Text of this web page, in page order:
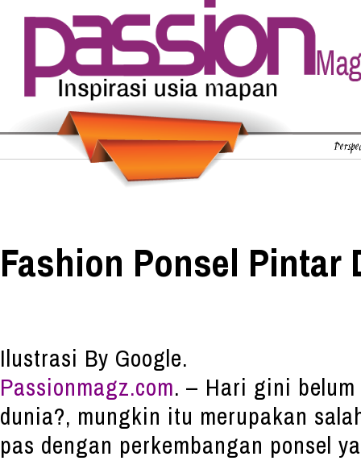
Fashion Ponsel Pintar
Ilustrasi By Google.
Passionmagz.com. – Hari gini
dunia?, mungkin itu merupakan
pas dengan perkembangan ponsel